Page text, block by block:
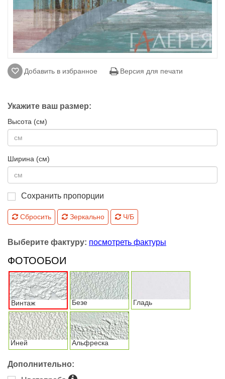
Добавить в избранное Версия для печати
Укажите ваш размер:
Высота (см)
Ширина (см)
Сохранить пропорции
Сбросить Зеркально Ч/Б
Выберите фактуру: посмотреть фактуры
ФОТООБОИ
Винтаж Безе Гладь
Иней Альфреска
Дополнительно: